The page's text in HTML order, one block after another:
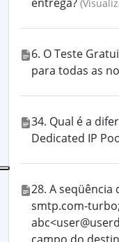
6. O Teste
para todas as
34. Qual é a
Dedicated IP
28. A seqüência
smtp.com-